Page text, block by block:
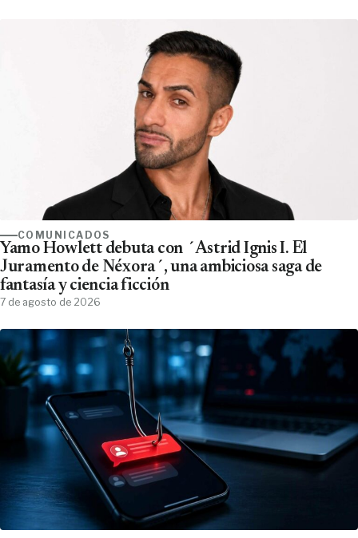
COMUNICADOS
Yamo Howlett debuta con ´Astrid Ignis I. El
Juramento de Néxora´, una ambiciosa saga de
fantasía y ciencia ficción
7 de agosto de 2026